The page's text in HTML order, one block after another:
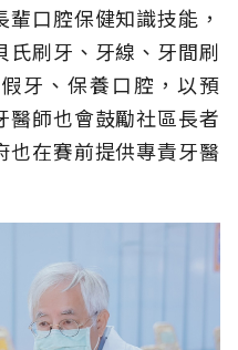
口腔保健知識技能，
刷牙、牙線、牙間刷
牙、保養口腔，以預
醫師也會鼓勵社區長者
在賽前提供專責牙醫